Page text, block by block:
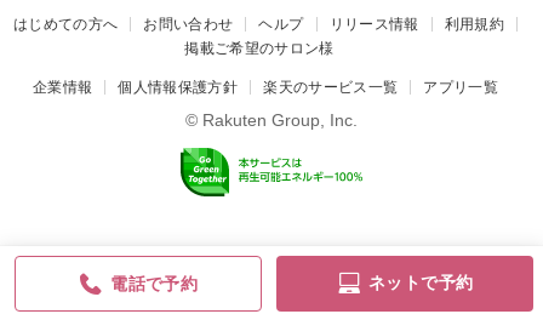
電話で予約 ネットで予約
はじめての方へ お問い合わせ ヘルプ リリース情報
利用規約
掲載ご希望のサロン様
企業情報 個人情報保護方針 楽天のサービス一覧 アプリ一覧
© Rakuten Group, Inc.